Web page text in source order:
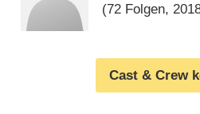
(72 Folgen,
Cast & Crew